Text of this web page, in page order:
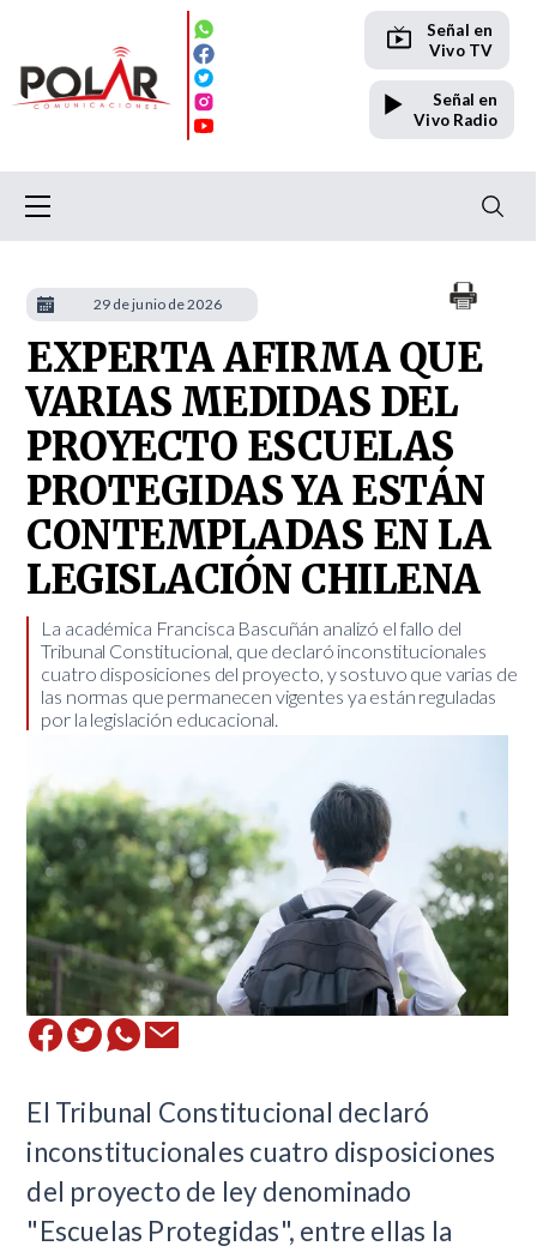
Señal en
Vivo TV
Señal en
Vivo Radio
EXPERTA AFIRMA QUE
VARIAS MEDIDAS DEL
PROYECTO ESCUELAS
PROTEGIDAS YA ESTÁN
CONTEMPLADAS EN LA
LEGISLACIÓN CHILENA
​La académica Francisca Bascuñán analizó el fallo del
Tribunal Constitucional, que declaró inconstitucionales
cuatro disposiciones del proyecto, y sostuvo que varias de
las normas que permanecen vigentes ya están reguladas
por la legislación educacional.
El Tribunal Constitucional declaró
inconstitucionales cuatro disposiciones
del proyecto de ley denominado
"Escuelas Protegidas", entre ellas la
29 de junio de 2026